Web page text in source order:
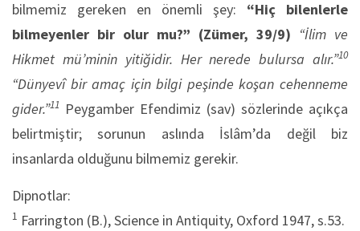
bilmemiz gereken en önemli şey: “Hiç bilenlerle
bilmeyenler bir olur mu?” (Zümer, 39/9) “İlim ve
Hikmet mü’minin yitiğidir. Her nerede bulursa alır.”10
“Dünyevî bir amaç için bilgi peşinde koşan cehenneme
gider.”11 Peygamber Efendimiz (sav) sözlerinde açıkça
belirtmiştir; sorunun aslında İslâm’da değil biz
insanlarda olduğunu bilmemiz gerekir.
Dipnotlar:
1 Farrington (B.), Science in Antiquity, Oxford 1947, s.53.